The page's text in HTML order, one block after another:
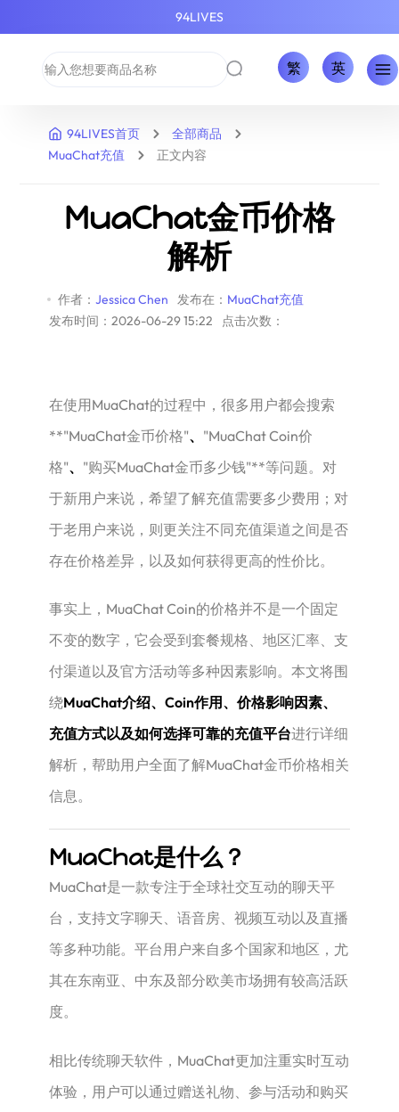
94LIVES
繁 英
94LIVES首页
全部商品
MuaChat充值
正文内容
MuaChat金币价格
解析
作者： Jessica Chen 发布在： MuaChat充值
发布时间：2026-06-29 15:22
点击次数：
在使用MuaChat的过程中，很多用户都会搜索
**"MuaChat金币价格"、 "MuaChat Coin价
格"、 "购买MuaChat金币多少钱"**等问题。对
于新用户来说，希望了解充值需要多少费用；对
于老用户来说，则更关注不同充值渠道之间是否
存在价格差异，以及如何获得更高的性价比。
事实上，MuaChat Coin的价格并不是一个固定
不变的数字，它会受到套餐规格、地区汇率、支
付渠道以及官方活动等多种因素影响。本文将围
绕MuaChat介绍、Coin作用、价格影响因素、
充值方式以及如何选择可靠的充值平台进行详细
解析，帮助用户全面了解MuaChat金币价格相关
信息。
MuaChat是什么？
MuaChat是一款专注于全球社交互动的聊天平
台，支持文字聊天、语音房、视频互动以及直播
等多种功能。平台用户来自多个国家和地区，尤
其在东南亚、中东及部分欧美市场拥有较高活跃
度。
相比传统聊天软件，MuaChat更加注重实时互动
体验，用户可以通过赠送礼物、参与活动和购买